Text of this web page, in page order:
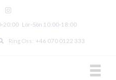
Lör‑Sön 10:00‑18:00
Ring Oss: +46 070 0122 333